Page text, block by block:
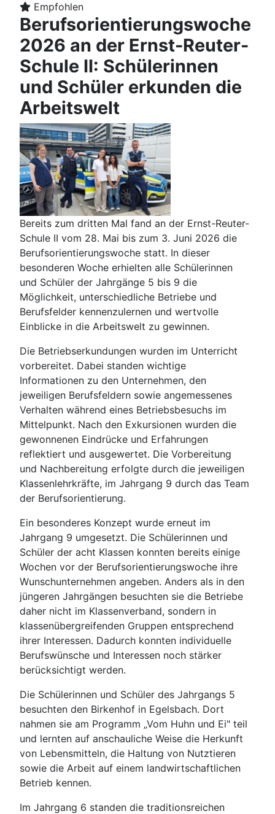
Empfohlen
Berufsorientierungswoche
2026 an der Ernst-Reuter-
Schule II: Schülerinnen
und Schüler erkunden die
Arbeitswelt
Bereits zum dritten Mal fand an der Ernst-Reuter-
Schule II vom 28. Mai bis zum 3. Juni 2026 die
Berufsorientierungswoche statt. In dieser
besonderen Woche erhielten alle Schülerinnen
und Schüler der Jahrgänge 5 bis 9 die
Möglichkeit, unterschiedliche Betriebe und
Berufsfelder kennenzulernen und wertvolle
Einblicke in die Arbeitswelt zu gewinnen.
Die Betriebserkundungen wurden im Unterricht
vorbereitet. Dabei standen wichtige
Informationen zu den Unternehmen, den
jeweiligen Berufsfeldern sowie angemessenes
Verhalten während eines Betriebsbesuchs im
Mittelpunkt. Nach den Exkursionen wurden die
gewonnenen Eindrücke und Erfahrungen
reflektiert und ausgewertet. Die Vorbereitung
und Nachbereitung erfolgte durch die jeweiligen
Klassenlehrkräfte, im Jahrgang 9 durch das Team
der Berufsorientierung.
Ein besonderes Konzept wurde erneut im
Jahrgang 9 umgesetzt. Die Schülerinnen und
Schüler der acht Klassen konnten bereits einige
Wochen vor der Berufsorientierungswoche ihre
Wunschunternehmen angeben. Anders als in den
jüngeren Jahrgängen besuchten sie die Betriebe
daher nicht im Klassenverband, sondern in
klassenübergreifenden Gruppen entsprechend
ihrer Interessen. Dadurch konnten individuelle
Berufswünsche und Interessen noch stärker
berücksichtigt werden.
Die Schülerinnen und Schüler des Jahrgangs 5
besuchten den Birkenhof in Egelsbach. Dort
nahmen sie am Programm „Vom Huhn und Ei" teil
und lernten auf anschauliche Weise die Herkunft
von Lebensmitteln, die Haltung von Nutztieren
sowie die Arbeit auf einem landwirtschaftlichen
Betrieb kennen.
Im Jahrgang 6 standen die traditionsreichen